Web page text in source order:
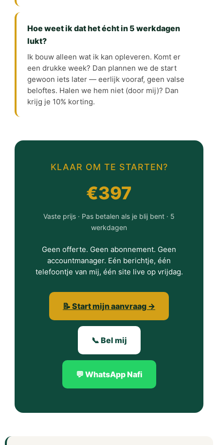
Hoe weet ik dat het écht in 5 werkdagen
lukt?
Ik bouw alleen wat ik kan opleveren. Komt er
een drukke week? Dan plannen we de start
gewoon iets later — eerlijk vooraf, geen valse
beloftes. Halen we hem niet (door mij)? Dan
krijg je 10% korting.
KLAAR OM TE STARTEN?
€397
Vaste prijs · Pas betalen als je blij bent · 5
werkdagen
Geen offerte. Geen abonnement. Geen
accountmanager. Eén berichtje, één
telefoontje van mij, één site live op vrijdag.
📝 Start mijn aanvraag →
📞 Bel mij
💬 WhatsApp Nafi